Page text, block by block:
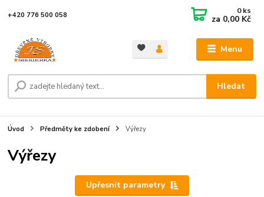
Menu
Hledat
+420 776 500 058 0ks
za 0,00 Kč
Úvod Předměty ke zdobení Výřezy
Výřezy
Upřesnit parametry